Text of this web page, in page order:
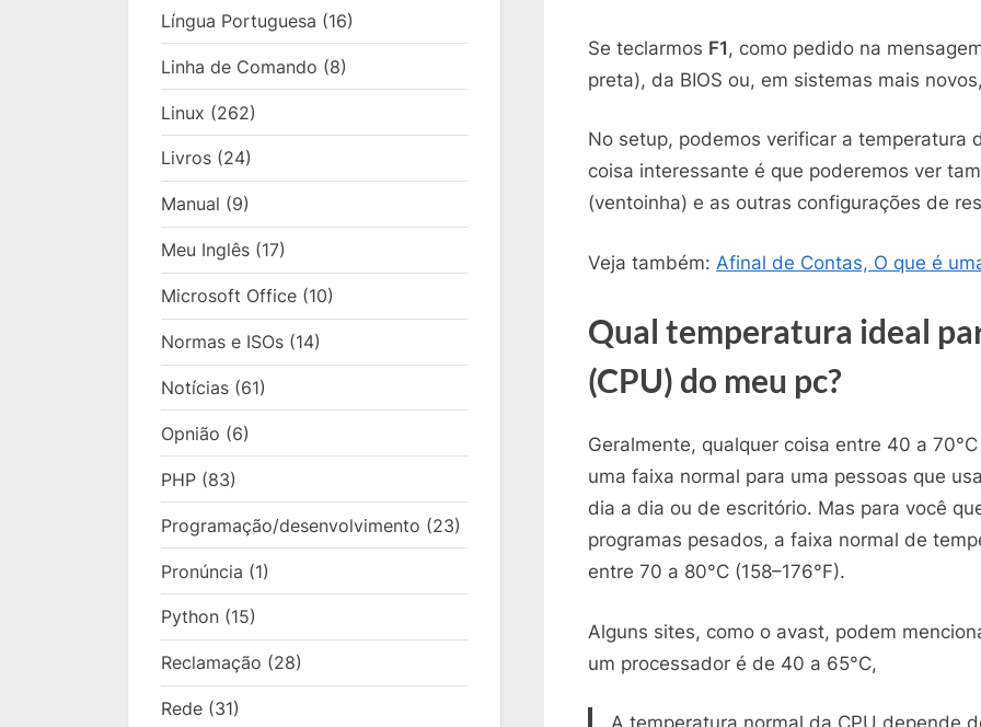
Se teclarmos F1, como pedido na
preta), da BIOS ou, em sistemas mais
No setup, podemos verificar a temperatura
coisa interessante é que poderemos ver
(ventoinha) e as outras configurações de
Veja também: Afinal de Contas, O que é
Qual temperatura ideal
(CPU) do meu pc?
Geralmente, qualquer coisa entre 40 a
uma faixa normal para uma pessoas que
dia a dia ou de escritório. Mas para você
programas pesados, a faixa normal de
entre 70 a 80°C (158–176°F).
Alguns sites, como o avast, podem
um processador é de 40 a 65°C,
Língua Portuguesa (16)
Linha de Comando (8)
Linux (262)
Livros (24)
Manual (9)
Meu Inglês (17)
Microsoft Office (10)
Normas e ISOs (14)
Notícias (61)
Opnião (6)
PHP (83)
Programação/desenvolvimento (23)
Pronúncia (1)
Python (15)
Reclamação (28)
Rede (31)